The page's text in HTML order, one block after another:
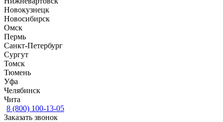
Новокузнецк
Новосибирск
Омск
Пермь
Санкт-Петербург
Сургут
Томск
Тюмень
Уфа
Челябинск
Чита
8 (800) 100-13-05
Заказать звонок